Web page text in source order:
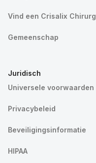
Vind een Crisalix Chirurg
Gemeenschap
Juridisch
Universele voorwaarden
Privacybeleid
Beveiligingsinformatie
HIPAA